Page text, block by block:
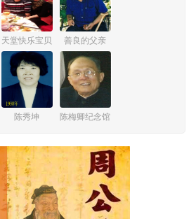
天堂快乐宝贝 善良的父亲
陈秀坤 陈梅卿纪念馆